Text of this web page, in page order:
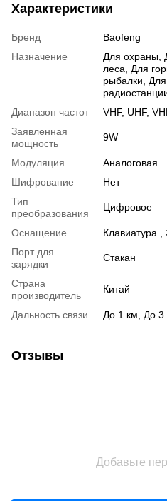
Характеристики
Бренд
Baofeng
Назначение
Для охраны
леса
Для
рыбалки
Диапазон частот
VHF, UHF,
Заявленная
мощность
9W
Модуляция
Аналоговая
Шифрование
Нет
Тип
преобразования
Цифровое
Оснащение
Клавиатура ,
Порт для
зарядки
Стакан
Страна
производитель
Китай
Дальность связи До 1 км До 3
Отзывы
Добавьте